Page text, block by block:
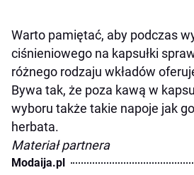
Warto pamiętać, aby podczas
ciśnieniowego na kapsułki
różnego rodzaju wkładów
Bywa tak, że poza kawą w
wyboru także takie napoje jak
herbata.
Materiał partnera
Modaija.pl